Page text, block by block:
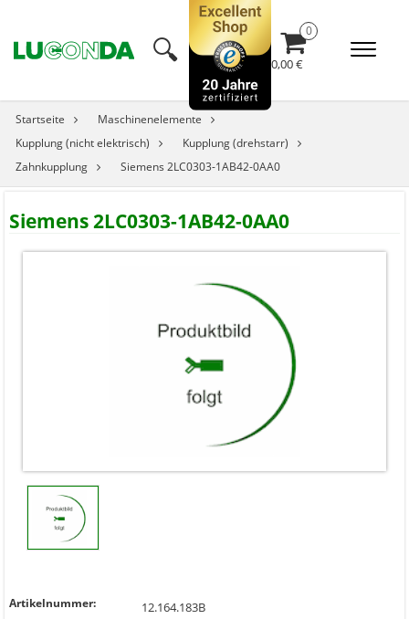
🔍︎ 0,00 €
Startseite
Maschinenelemente
Kupplung (nicht elektrisch)
Kupplung (drehstarr)
Zahnkupplung
Siemens 2LC0303-1AB42-0AA0
Siemens 2LC0303-1AB42-0AA0
Artikelnummer: 12.164.183B